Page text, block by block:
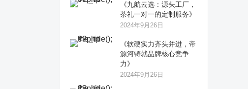
《九航云选：源头工厂，
茶礼一对一的定制服务》
2024年9月26日
《软硬实力齐头并进，帝
源河铸就品牌核心竞争
力》
2024年9月26日